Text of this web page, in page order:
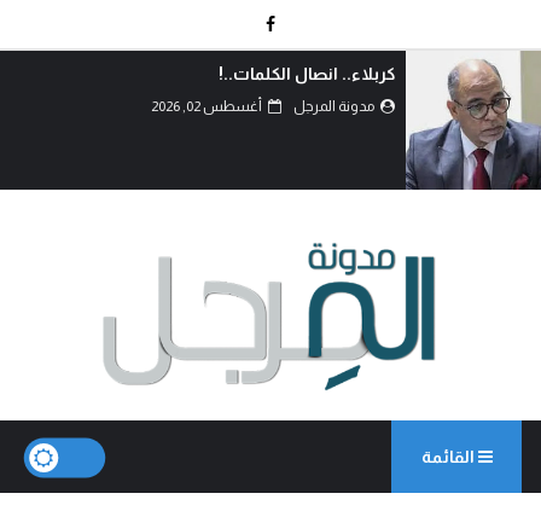
السعودية تقرر التصعيد والمواجهة..!
مدونة المرجل أغسطس 02, 2026
القائمة